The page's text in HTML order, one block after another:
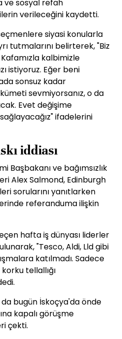
ve sosyal refah
verileceğini kaydetti.
siyasi konularla
tutmalarını belirterek, "Biz
kalbimizle
istiyoruz. Eğer beni
sonsuz kadar
sevmiyorsanız, o da
Evet değişime
ifadelerini
iddiası
Başbakanı ve bağımsızlık
Alex Salmond, Edinburgh
sorularını yanıtlarken
referanduma ilişkin
hafta iş dünyası liderler
"Tesco, Aldi, Lld gibi
katılmadı. Sadece
tellallığı
bugün İskoçya'da önde
kapalı görüşme
çekti.